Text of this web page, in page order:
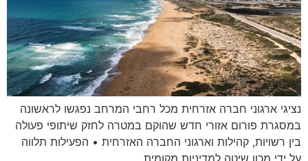
נציגי ארגוני חברה אזרחית מכל רחבי המרחב נפגשו לראשונה
במסגרת פורום אזורי חדש שהוקם במטרה לחזק שיתופי פעולה
בין רשויות, קהילות וארגוני החברה האזרחית • הפעילות תלווה